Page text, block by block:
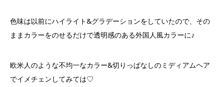
色味は以前にハイライト&グラデーションをしていたので、その
ままカラーをのせるだけで透明感のある外国人風カラーに♪
欧米人のような不均一なカラー&切りっぱなしのミディアムヘア
でイメチェンしてみては♡